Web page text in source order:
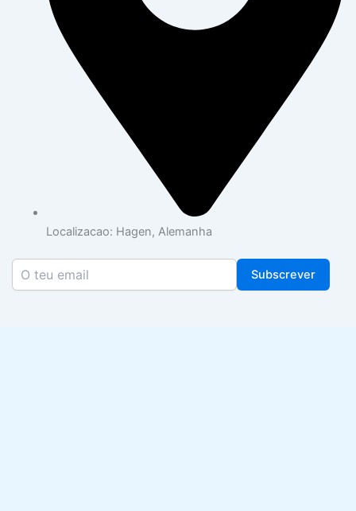
Localizacao: Hagen, Alemanha
Subscrever